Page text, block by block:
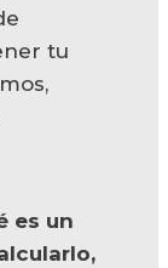
tu
es un